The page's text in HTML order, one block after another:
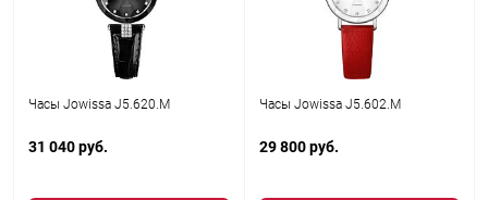
Часы Jowissa J5.620.M
31 040 руб.
Часы Jowissa J5.602.M
29 800 руб.